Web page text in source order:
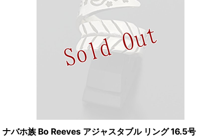
ナバホ族 Bo Reeves アジャスタブル リング 16.5号